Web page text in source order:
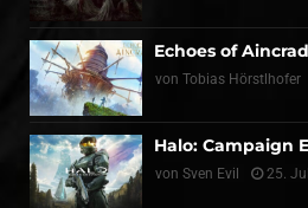
Echoes of
von Tobias Hörstlhofer
Halo: Campaign
von Sven Evil 25.